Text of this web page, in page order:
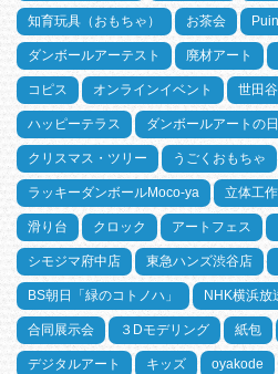
知育玩具（おもちゃ） お茶会
ダンボールアーテスト 廃材アート
コピス オンラインイベント 世田谷
ハッピーテラス ダンボールアートの日
クリスマス・ツリー うごくおもちゃ
ラッキーダンボールMoco-ya 立体工作
滑り台 クロック アートフェス
シモジマ府中店 東急ハンズ渋谷店
BS朝日「緑のコトノハ」 NHK横浜放
合同展示会 ３Dモデリング 紙包
デジタルアート キッズ oyakode